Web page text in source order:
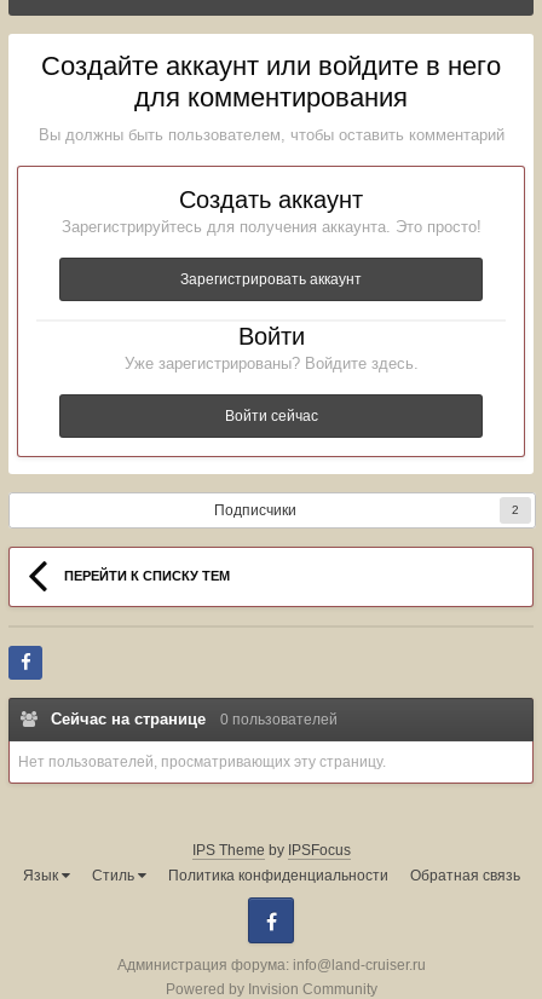
Создайте аккаунт или войдите в него
для комментирования
Вы должны быть пользователем, чтобы оставить комментарий
Создать аккаунт
Зарегистрируйтесь для получения аккаунта. Это просто!
Зарегистрировать аккаунт
Войти
Уже зарегистрированы? Войдите здесь.
Войти сейчас
Подписчики 2
ПЕРЕЙТИ К СПИСКУ ТЕМ
Сейчас на странице 0 пользователей
Нет пользователей, просматривающих эту страницу.
IPS Theme by IPSFocus
Язык
Стиль Политика конфиденциальности Обратная связь
Администрация форума: info@land-cruiser.ru
Powered by Invision Community